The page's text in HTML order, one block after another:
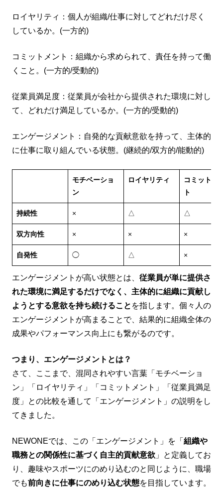
ロイヤリティ：個人が組織/仕事に対してどれだけ尽く
しているか。(一方的)
コミットメント：組織から求められて、責任を持って働
くこと。(一方的/受動的)
従業員満足度：従業員が会社から提供された環境に対し
て、どれだけ満足しているか。(一方的/受動的)
エンゲージメント：自発的な貢献意欲を持って、主体的
に仕事に取り組んでいる状態。(継続的/双方的/能動的)
モチベーショ
ン
ロイヤリティ
コミットメ
ト
持続性 × △ △
双方向性 × × ×
自発性 ◯ △ ×
エンゲージメントが高い状態とは、 従業員が単に提供さ
れた環境に満足するだけでなく、主体的に組織に貢献し
ようとする意欲を持ち続けること を指します。個々人の
エンゲージメントが高まることで、結果的に組織全体の
成果やパフォーマンス向上にも繋がるのです。
つまり、エンゲージメントとは？
さて、ここまで、混同されやすい言葉「モチベーショ
ン」「ロイヤリティ」「コミットメント」「従業員満足
度」との比較を通して「エンゲージメント」の説明をし
てきました。
NEWONEでは、この「エンゲージメント」を「 組織や
職務との関係性に基づく自主的貢献意欲 」と定義してお
り、趣味やスポーツにのめり込むのと同じように、職場
でも前向きに仕事にのめり込む状態を目指しています。